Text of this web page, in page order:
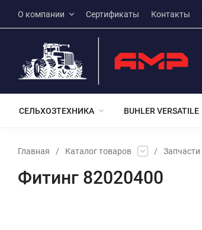
О компании Сертификаты Контакты
СЕЛЬХОЗТЕХНИКА BUHLER VERSATILE
Главная / Каталог товаров / Запчасти
Фитинг 82020400